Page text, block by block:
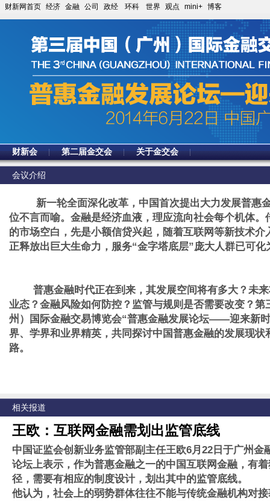
财新网首页 经济 金融 公司 政经 环科 世界 观点 mini+ 博客
财新会 第二届金交会 关于金交会
会议介绍
新一轮全面深化改革，中国首次提出大力发展普惠
位不言而喻。金融是经济血液，理应流向社会每个机体。
的市场空白，先是小额信贷兴起，随着互联网等新技术介
正释放出巨大生命力，服务“金字塔底层”庞大人群已可化
普惠金融时代正在到来，其发展空间将有多大？未
业态？金融风险如何防控？监管与规则是否需要改变？第
州）国际金融交易博览会“普惠金融发展论坛——迎来新
界、学界和业界精英，共同探讨中国普惠金融的发展现状
路。
相关报道
王欧：互联网金融需划出监管底线
中国证监会创新业务监管部副主任王欧6月22日于广州金
论坛上表示，作为普惠金融之一的中国互联网金融，有
径，需要有相应的制度设计，划出其中的监管底线。
他认为，社会上的弱势群体往往不能与传统金融机构对